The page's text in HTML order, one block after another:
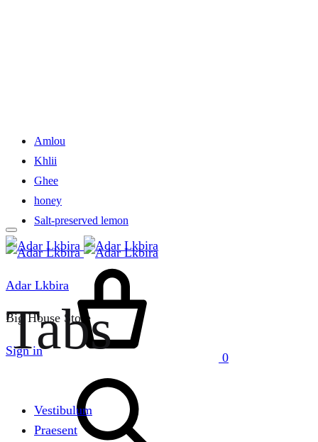
Amlou
Khlii
Ghee
honey
Salt-preserved lemon
Adar Lkbira
Big House Store
Sign in
0
Tabs
Vestibulum
Praesent